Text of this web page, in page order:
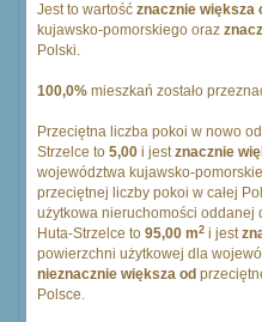
Jest to wartość znacznie większa
kujawsko-pomorskiego oraz
Polski.
100,0% mieszkań zostało
Przeciętna liczba pokoi w nowo
Strzelce to 5,00 i jestznacznie
województwa kujawsko-
przeciętnej liczby pokoi w całej
użytkowa nieruchomości oddanej
Huta-Strzelce to 95,00 m2 i jest
powierzchni użytkowej dla
nieznacznie większa od
Polsce.